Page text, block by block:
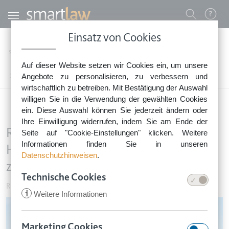
Einsatz von Cookies
Auf dieser Website setzen wir Cookies ein, um unsere
Angebote zu personalisieren, zu verbessern und
wirtschaftlich zu betreiben. Mit Bestätigung der Auswahl
willigen Sie in die Verwendung der gewählten Cookies
ein. Diese Auswahl können Sie jederzeit ändern oder
Ihre Einwilligung widerrufen, indem Sie am Ende der
Seite auf "Cookie-Einstellungen" klicken. Weitere
Informationen finden Sie in unseren
Datenschutzhinweisen.
Technische Cookies
i Weitere Informationen
Direkt zum Inhalt
0800 - 268 4 268 (kostenfrei)
Sie erreichen unser Service-Team:
Montag bis Freitag: 8-18 Uhr
Keine Rechtsberatung.
Benutzermenü
Startseite
Rundreise: Gestrichene Hauptsehenswürdigkeit berechtigen zum Reiserücktritt
Rundreise: Gestrichene
Hauptsehenswürdigkeit berechtigen
zum Reiserücktritt
Reisen & Urlaub